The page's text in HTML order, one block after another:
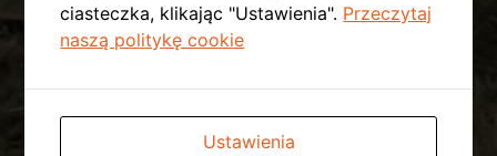
ciasteczka, klikając "Ustawienia". Przeczytaj
naszą politykę cookie
Ustawienia